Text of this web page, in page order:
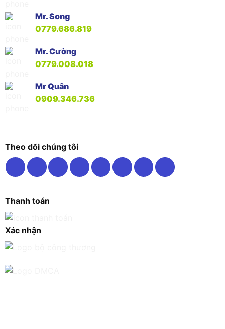
Mr. Song
0779.686.819
Mr. Cường
0779.008.018
Mr Quân
0909.346.736
Theo dõi chúng tôi
Thanh toán
Xác nhận